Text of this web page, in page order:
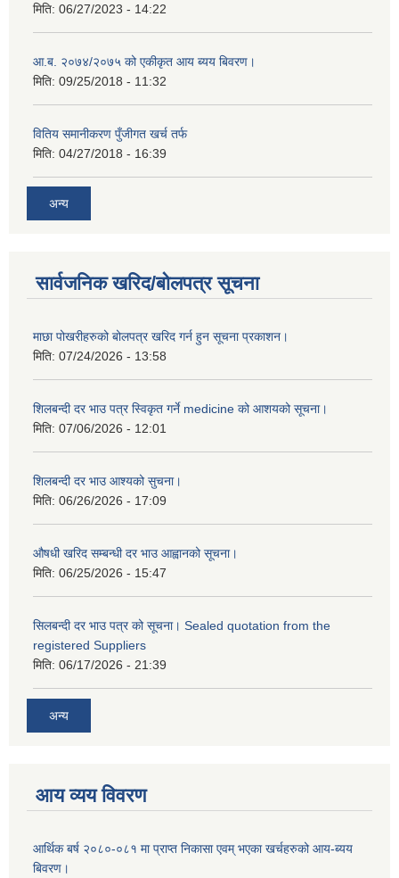
मिति: 06/27/2023 - 14:22
आ.ब. २०७४/२०७५ को एकीकृत आय ब्यय बिवरण।
मिति: 09/25/2018 - 11:32
वितिय समानीकरण पुँजीगत खर्च तर्फ
मिति: 04/27/2018 - 16:39
अन्य
सार्वजनिक खरिद/बोलपत्र सूचना
माछा पोखरीहरुको बोलपत्र खरिद गर्न हुन सूचना प्रकाशन।
मिति: 07/24/2026 - 13:58
शिलबन्दी दर भाउ पत्र स्विकृत गर्ने medicine को आशयको सूचना।
मिति: 07/06/2026 - 12:01
शिलबन्दी दर भाउ आश्यको सुचना।
मिति: 06/26/2026 - 17:09
औषधी खरिद सम्बन्धी दर भाउ आह्वानको सूचना।
मिति: 06/25/2026 - 15:47
सिलबन्दी दर भाउ पत्र को सूचना। Sealed quotation from the
registered Suppliers
मिति: 06/17/2026 - 21:39
अन्य
आय व्यय विवरण
आर्थिक बर्ष २०८०-०८१ मा प्राप्त निकासा एवम् भएका खर्चहरुको आय-ब्यय
बिवरण।